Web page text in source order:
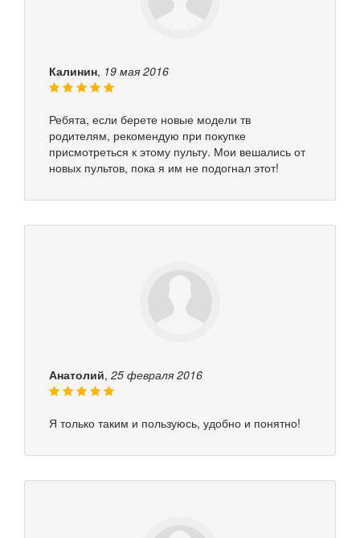
Калинин, 19 мая 2016
Ребята, если берете новые модели тв
родителям, рекомендую при покупке
присмотреться к этому пульту. Мои вешались от
новых пультов, пока я им не подогнал этот!
Анатолий, 25 февраля 2016
Я только таким и пользуюсь, удобно и понятно!